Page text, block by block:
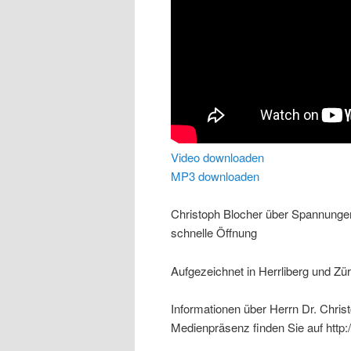
Video downloaden
MP3 downloaden
Christoph Blocher über
schnelle Öffnung
Aufgezeichnet in Herrliberg und
Informationen über Herrn Dr.
Medienpräsenz finden Sie auf